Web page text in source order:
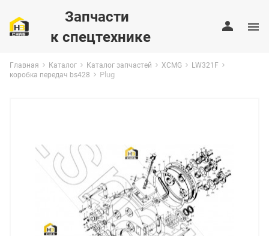
Запчасти
к спецтехнике
Главная Каталог Каталог запчастей XCMG
LW321F
коробка передач bs428
Plug